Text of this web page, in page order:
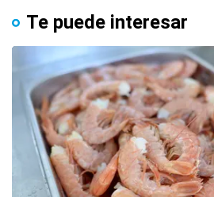
Te puede interesar